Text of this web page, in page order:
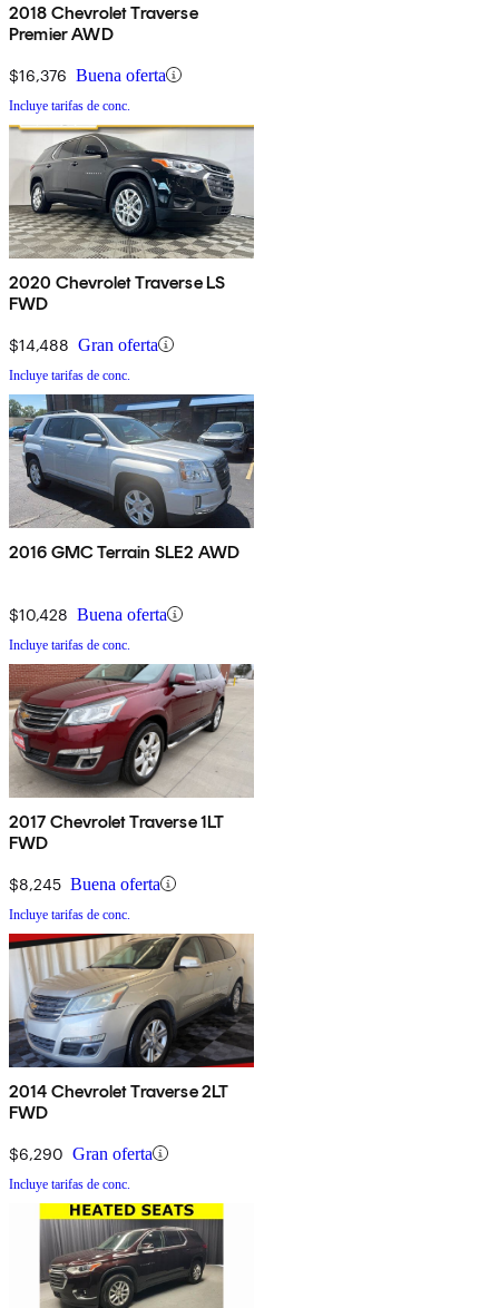
2018 Chevrolet Traverse
Premier AWD
$16,376 Buena oferta
Incluye tarifas de conc.
2020 Chevrolet Traverse LS
FWD
$14,488 Gran oferta
Incluye tarifas de conc.
2016 GMC Terrain SLE2 AWD
$10,428 Buena oferta
Incluye tarifas de conc.
2017 Chevrolet Traverse 1LT
FWD
$8,245 Buena oferta
Incluye tarifas de conc.
2014 Chevrolet Traverse 2LT
FWD
$6,290 Gran oferta
Incluye tarifas de conc.